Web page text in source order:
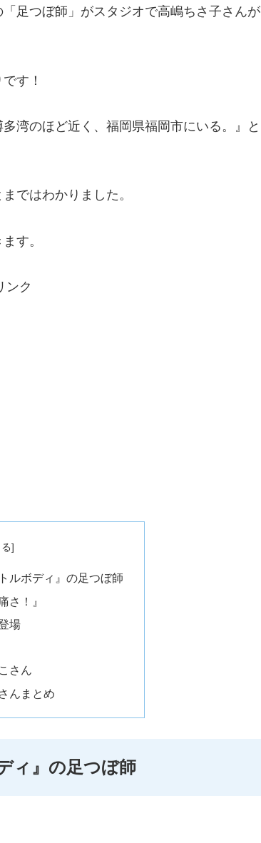
足つぼ師」がスタジオで高嶋ちさ子さんが
す！
多湾のほど近く、福岡県福岡市にいる。』と
ではわかりました。
す。
ンク
ルボディ』の足つぼ師
さ！』
場
さん
んまとめ
ィ』の足つぼ師